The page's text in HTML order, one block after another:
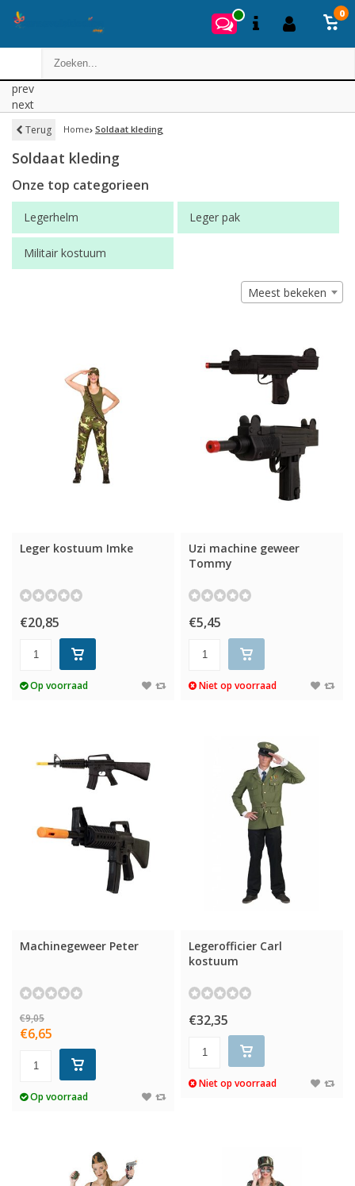
0
prev
next
Terug Home Soldaat kleding
Soldaat kleding
Onze top categorieen
Legerhelm Leger pak
Militair kostuum
Meest bekeken
Leger kostuum Imke
€20,85
Op voorraad
Uzi machine geweer
Tommy
€5,45
Niet op voorraad
Machinegeweer Peter
€9,05
€6,65
Op voorraad
Legerofficier Carl
kostuum
€32,35
Niet op voorraad